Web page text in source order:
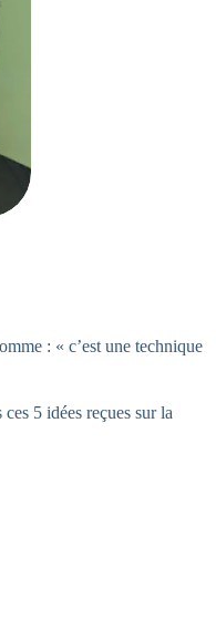
: « c’est une technique
5 idées reçues sur la